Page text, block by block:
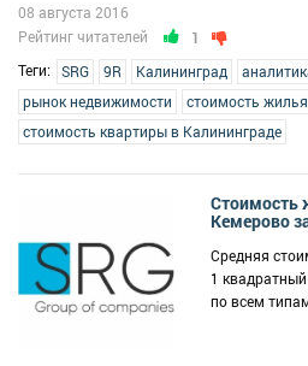
Рейтинг читателей 1
08 августа 2016
Теги: SRG 9R Калининград
рынок недвижимости
стоимость жилья
стоимость квартиры в Калининграде
Стоимость
Кемерово
Средняя
1
по всем